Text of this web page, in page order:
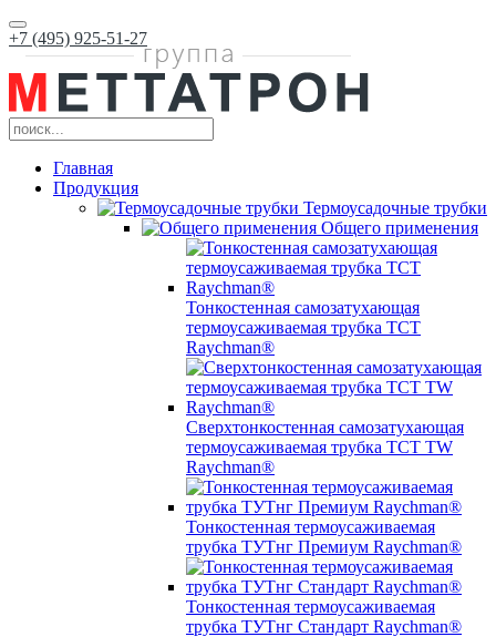
+7 (495) 925-51-27
Главная
Продукция
Термоусадочные трубки
Общего применения
Тонкостенная самозатухающая
термоусаживаемая трубка ТCT
Raychman®
Сверхтонкостенная самозатухающая
термоусаживаемая трубка ТCT TW
Raychman®
Тонкостенная термоусаживаемая
трубка ТУТнг Премиум Raychman®
Тонкостенная термоусаживаемая
трубка ТУТнг Стандарт Raychman®